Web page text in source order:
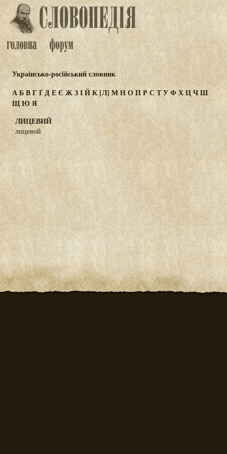
Українсько-російський словник
АБВГҐДЕЄ ЖЗІЙК [Л] МНОПР С ТУФХЦЧШ
ЩЮ Я
ЛИЦЕВИЙ
лицевой